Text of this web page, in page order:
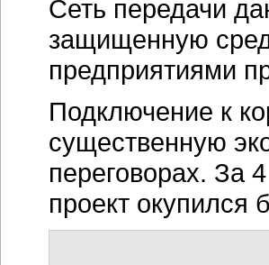
Сеть передачи
защищенную
предприятиями
Подключение к
существенную
переговорах. За
проект окупился